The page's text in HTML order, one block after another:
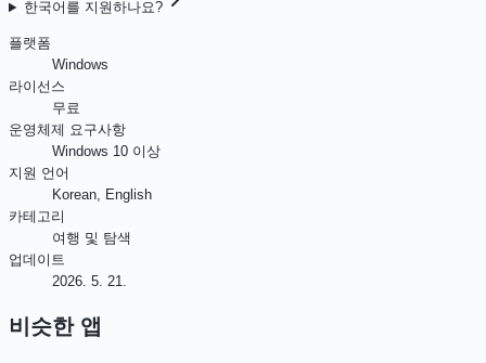
한국어를 지원하나요?
플랫폼
Windows
라이선스
무료
운영체제 요구사항
Windows 10 이상
지원 언어
Korean, English
카테고리
여행 및 탐색
업데이트
2026. 5. 21.
비슷한 앱